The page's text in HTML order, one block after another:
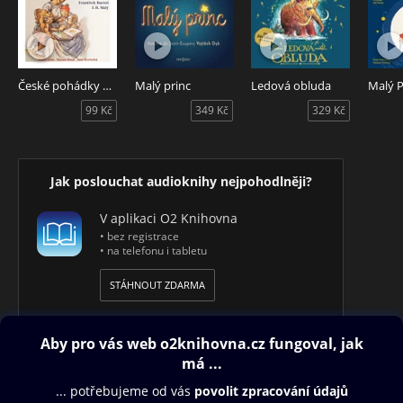
České pohádky pro nejmenší
99 Kč
Malý princ
349 Kč
Ledová obluda
329 Kč
Malý
Jak poslouchat audioknihy nejpohodlněji?
V aplikaci O2 Knihovna
• bez registrace
• na telefonu i tabletu
STÁHNOUT ZDARMA
Obsah ke stažení